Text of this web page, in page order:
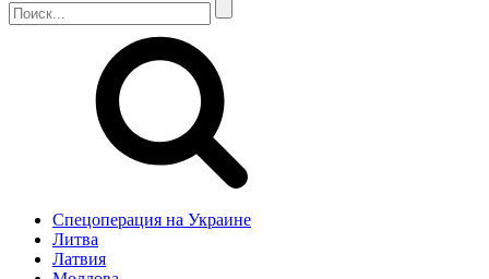
Спецоперация на Украине
Литва
Латвия